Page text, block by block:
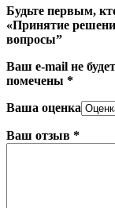
Будьте первым,
«Принятие
вопросы”
Ваш e-mail не
помечены *
Ваша оценка
Ваш отзыв *